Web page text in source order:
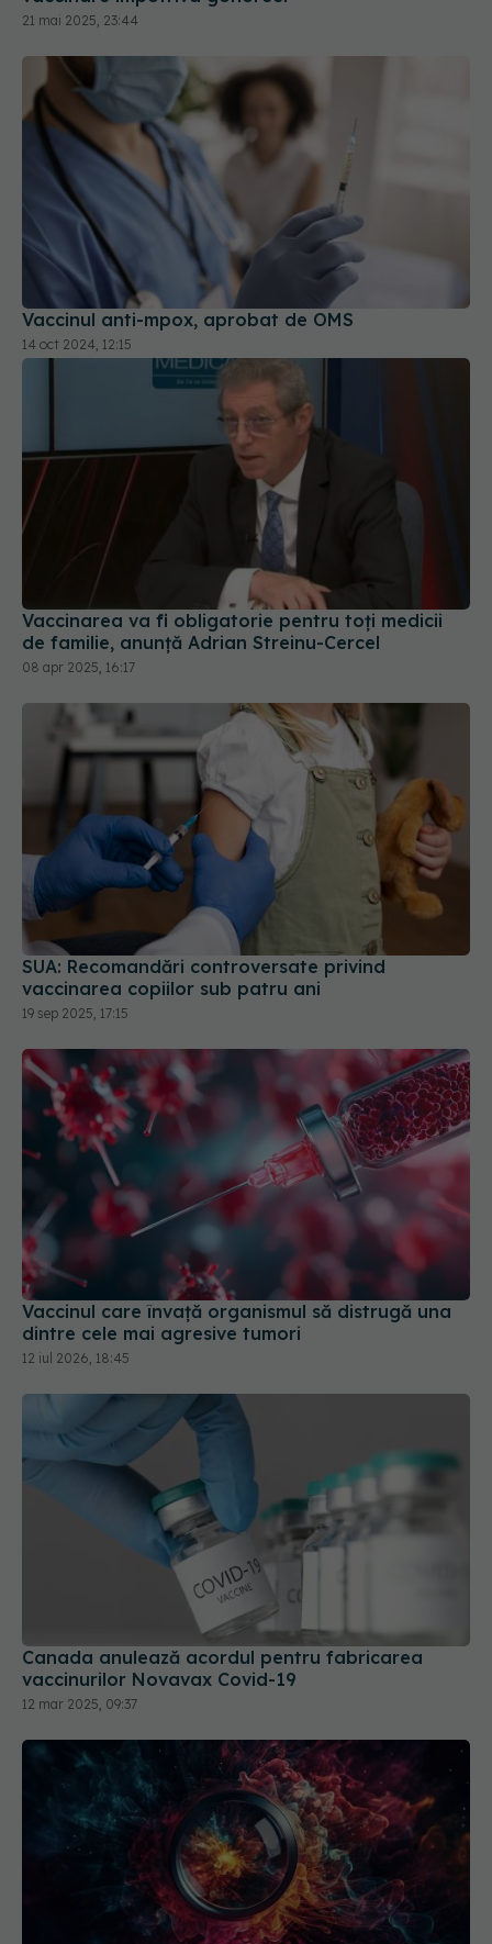
Vaccinul anti-mpox, aprobat de OMS
14 oct 2024, 12:15
Vaccinarea va fi obligatorie pentru toţi medicii
de familie, anunță Adrian Streinu-Cercel
SUA: Recomandări controversate privind
vaccinarea copiilor sub patru ani
19 sep 2025, 17:15
Vaccinul care învață organismul să distrugă una
dintre cele mai agresive tumori
12 iul 2026, 18:45
Canada anulează acordul pentru fabricarea
vaccinurilor Novavax Covid-19
Tratamentul care previne 6 tipuri de cancer